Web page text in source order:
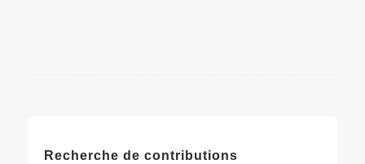
Recherche de contributions